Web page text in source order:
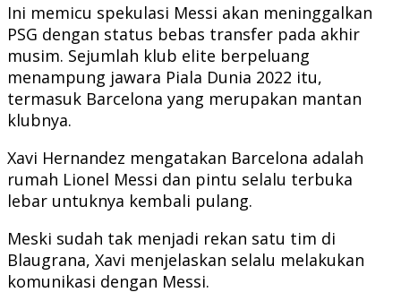
Ini memicu spekulasi Messi akan meninggalkan
PSG dengan status bebas transfer pada akhir
musim. Sejumlah klub elite berpeluang
menampung jawara Piala Dunia 2022 itu,
termasuk Barcelona yang merupakan mantan
klubnya.
Xavi Hernandez mengatakan Barcelona adalah
rumah Lionel Messi dan pintu selalu terbuka
lebar untuknya kembali pulang.
Meski sudah tak menjadi rekan satu tim di
Blaugrana, Xavi menjelaskan selalu melakukan
komunikasi dengan Messi.